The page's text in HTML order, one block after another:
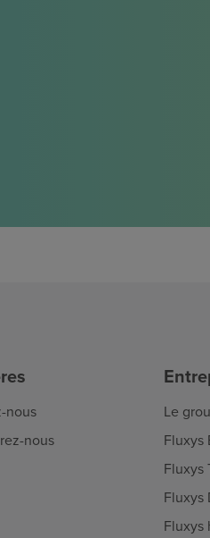
nous
nous
Le
Fluxys
Fluxys
Fluxys
Fluxys